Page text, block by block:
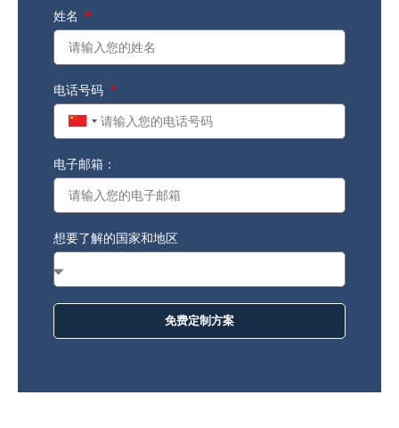
姓名
电话号码
China
电子邮箱：
想要了解的国家和地区
免费定制方案